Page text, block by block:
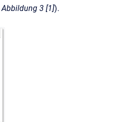
Abbildung 3 [1]).